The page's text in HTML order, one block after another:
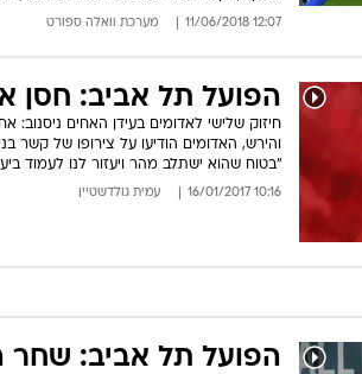
12:07 11/06/2018 מערכת וואלה ספורט
הפועל תל אביב: חסן
חיזוק שלישי לאדומים בעידן האחים ניסנוב:
והירש, האדומים הודיעו על צירופו של קשר
"בטוח שהוא ישתלב מהר ויעזור לנו לעמוד
10:16 16/01/2017 עמית גולדשטיין
הפועל תל אביב: שחר